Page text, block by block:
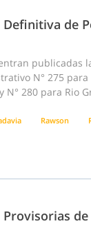
de
publicadas
N° 275 para
N° 280 para
Rawson